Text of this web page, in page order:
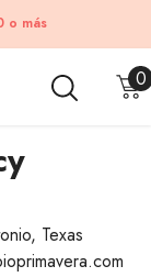
o más
00
Texas